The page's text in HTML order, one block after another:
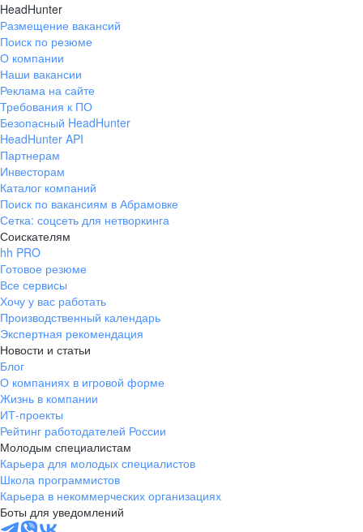
HeadHunter
Размещение вакансий
Поиск по резюме
О компании
Наши вакансии
Реклама на сайте
Требования к ПО
Безопасный HeadHunter
HeadHunter API
Партнерам
Инвесторам
Каталог компаний
Поиск по вакансиям в Абрамовке
Сетка: соцсеть для нетворкинга
Соискателям
hh PRO
Готовое резюме
Все сервисы
Хочу у вас работать
Производственный календарь
Экспертная рекомендация
Новости и статьи
Блог
О компаниях в игровой форме
Жизнь в компании
ИТ-проекты
Рейтинг работодателей России
Молодым специалистам
Карьера для молодых специалистов
Школа программистов
Карьера в некоммерческих организациях
Боты для уведомлений